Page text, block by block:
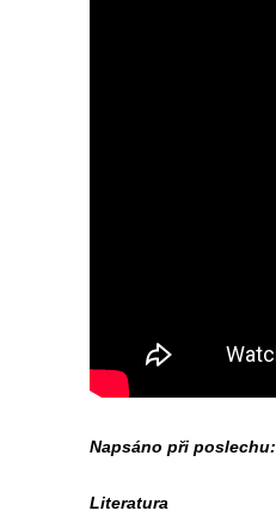
Napsáno při poslechu:
Literatura